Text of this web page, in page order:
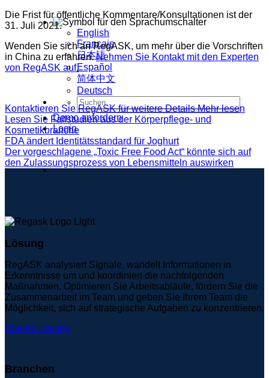
English
Français
日本語
Español
简体中文
Deutsch
Demo anfordern
Login
Die Frist für öffentliche Kommentare/Konsultationen ist der
31. Juli 2021.
Wenden Sie sich an RegASK, um mehr über die Vorschriften
in China zu erfahren.Nehmen Sie Kontakt mit den Experten
von RegASK auf.
Kontaktieren Sie RegASK für weitere Details Mehr lesen
Lesen Sie Fallstudien aus der Körperpflege- und
Kosmetikbranche
FDA ändert Identitätsstandard für Joghurt
Der vorgeschlagene „Toxic Free Food Act“ könnte sich auf
den Zulassungsprozess von Lebensmitteln auswirken
Lösung
RegASK analysiert Signale, wandelt Informationen in
Erkenntnisse um und koordiniert die nachfolgenden
Maßnahmen. Optimieren Sie Arbeitsabläufe, fördern Sie die
Zusammenarbeit im Team und geben Sie Ihrem Team die
Möglichkeit, sich auf strategische Aufgaben zu konzentrieren.
Unsere Lösung
Branchen